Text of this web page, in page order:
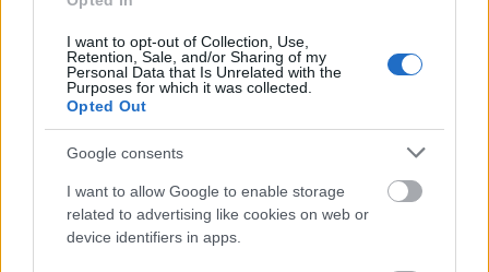
I want to opt-out of Collection, Use,
Retention, Sale, and/or Sharing of my
Personal Data that Is Unrelated with the
Purposes for which it was collected.
Opted Out
Google consents
I want to allow Google to enable storage
related to advertising like cookies on web or
device identifiers in apps.
elkerülésében
MAGYAR ÉPÍTŐK